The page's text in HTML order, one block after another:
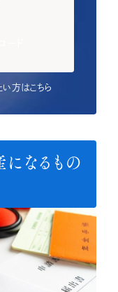
方はこちら
なるもの